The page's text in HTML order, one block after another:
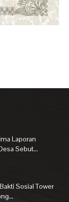
Laporan
Sebut...
Sosial Tower